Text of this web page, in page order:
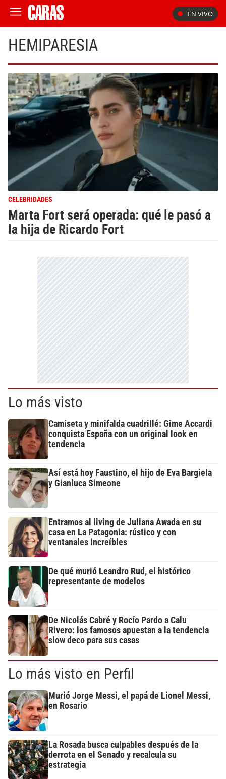
EN VIVO
HEMIPARESIA
CELEBRIDADES
Marta Fort será operada: qué le pasó a
la hija de Ricardo Fort
Lo más visto
Camiseta y minifalda cuadrillé: Gime Accardi
conquista España con un original look en
tendencia
Así está hoy Faustino, el hijo de Eva Bargiela
y Gianluca Simeone
Entramos al living de Juliana Awada en su
casa en La Patagonia: rústico y con
ventanales increíbles
De qué murió Leandro Rud, el histórico
representante de modelos
De Nicolás Cabré y Rocío Pardo a Calu
Rivero: los famosos apuestan a la tendencia
slow deco para sus casas
Lo más visto en Perfil
Murió Jorge Messi, el papá de Lionel Messi,
en Rosario
La Rosada busca culpables después de la
derrota en el Senado y recalcula su
estrategia